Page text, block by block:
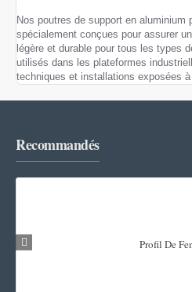
Nos poutres de support en aluminium
spécialement conçues pour assurer
légère et durable pour tous les types
utilisés dans les plateformes
techniques et installations exposées à
Recommandés
Profil De